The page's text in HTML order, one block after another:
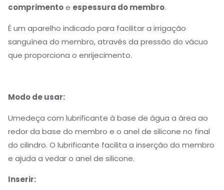
comprimentoe espessura do membro.
É um aparelho indicado para facilitar a irrigação
sanguínea do membro, através da pressão do vácuo
que proporciona o enrijecimento.
Modo de usar:
Umedeça com lubrificante à base de água a área ao
redor da base do membro e o anel de silicone no final
do cilindro. O lubrificante facilita a inserção do membro
e ajuda a vedar o anel de silicone.
Inserir: